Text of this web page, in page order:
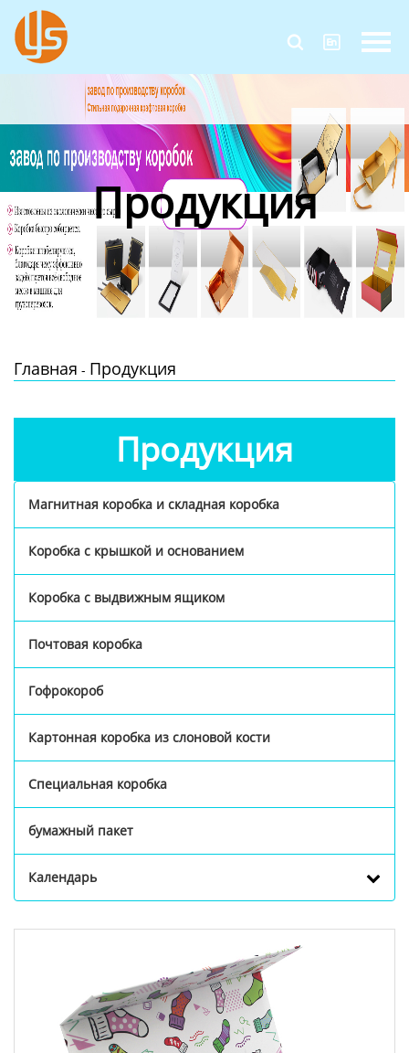
 
Главная
Продукция
О Нас
Контакты Продукция
Главная - Продукция
Продукция
Магнитная коробка и складная коробка
Коробка с крышкой и основанием
Коробка с выдвижным ящиком
Почтовая коробка
Гофрокороб
Картонная коробка из слоновой кости
Специальная коробка
бумажный пакет
Календарь